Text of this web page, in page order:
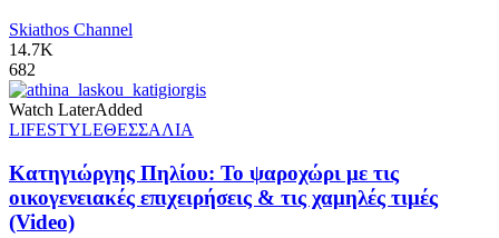
Skiathos Channel
14.7K
682
Watch LaterAdded
LIFESTYLEΘΕΣΣΑΛΙΑ
Κατηγιώργης Πηλίου: Το ψαροχώρι με τις
οικογενειακές επιχειρήσεις & τις χαμηλές τιμές
(Video)